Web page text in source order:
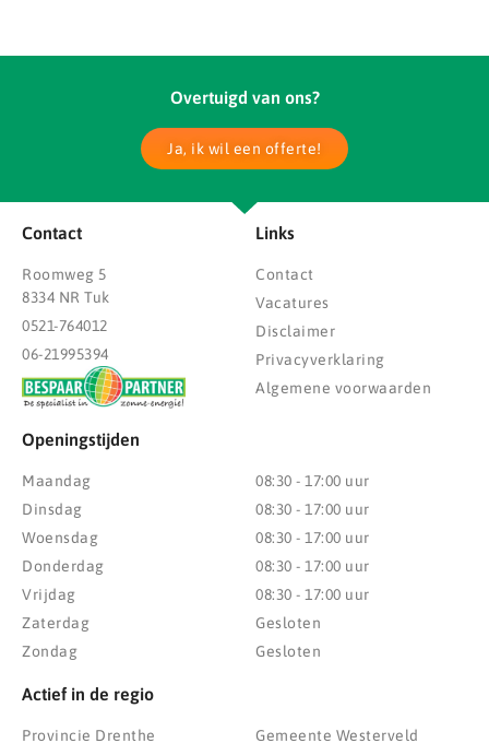
Overtuigd van ons?
Ja, ik wil een offerte!
Contact
Roomweg 5
8334 NR Tuk
0521-764012
06-21995394
Links
Contact
Vacatures
Disclaimer
Privacyverklaring
Algemene voorwaarden
Openingstijden
Maandag
Dinsdag
Woensdag
Donderdag
Vrijdag
Zaterdag
Zondag
08:30 - 17:00 uur
08:30 - 17:00 uur
08:30 - 17:00 uur
08:30 - 17:00 uur
08:30 - 17:00 uur
Gesloten
Gesloten
Actief in de regio
Provincie Drenthe Gemeente Westerveld